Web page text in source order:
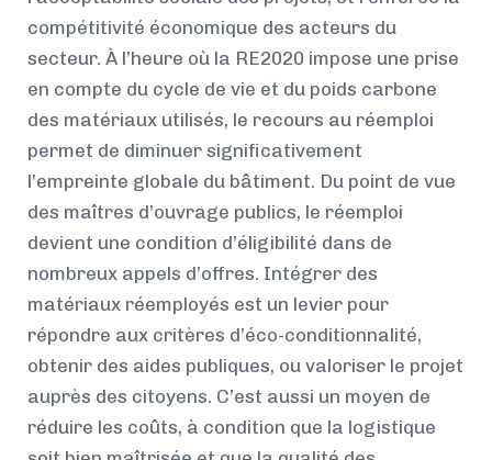
compétitivité économique des acteurs du
secteur. À l’heure où la RE2020 impose une prise
en compte du cycle de vie et du poids carbone
des matériaux utilisés, le recours au réemploi
permet de diminuer significativement
l’empreinte globale du bâtiment. Du point de vue
des maîtres d’ouvrage publics, le réemploi
devient une condition d’éligibilité dans de
nombreux appels d’offres. Intégrer des
matériaux réemployés est un levier pour
répondre aux critères d’éco-conditionnalité,
obtenir des aides publiques, ou valoriser le projet
auprès des citoyens. C’est aussi un moyen de
réduire les coûts, à condition que la logistique